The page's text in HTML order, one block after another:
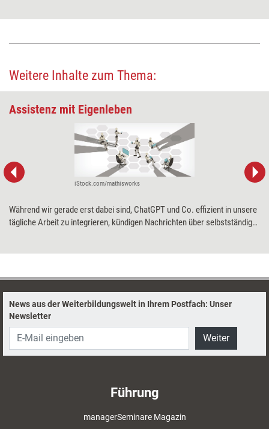
Weitere Inhalte zum Thema:
Assistenz mit Eigenleben
iStock.com/mathisworks
Während wir gerade erst dabei sind, ChatGPT und Co. effizient in unsere
tägliche Arbeit zu integrieren, kündigen Nachrichten über selbstständig
News aus der Weiterbildungswelt in Ihrem Postfach: Unser
Newsletter
Weiter
Führung
managerSeminare Magazin